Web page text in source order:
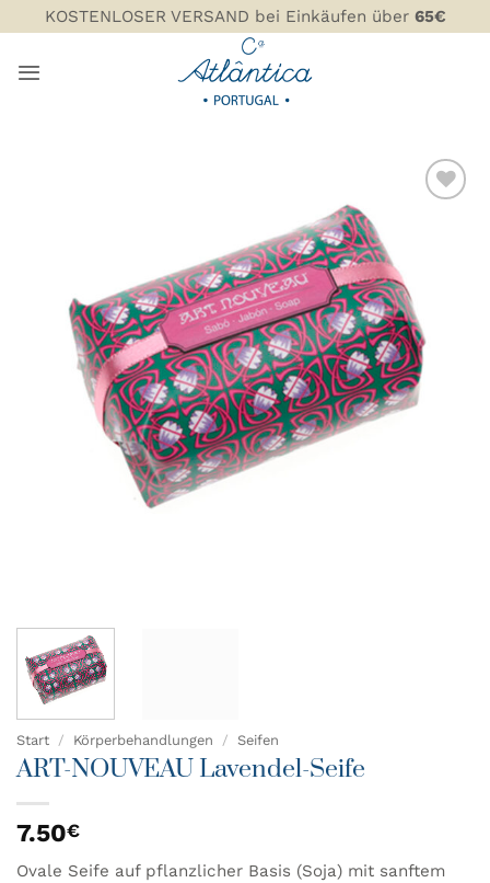
Inhalt
springen
KOSTENLOSER VERSAND bei Einkäufen über 65€
ZU MEINER
WUNSCHLISTE
HINZUFÜGEN
Start / Körperbehandlungen / Seifen
ART-NOUVEAU Lavendel-Seife
7.50€
Ovale Seife auf pflanzlicher Basis (Soja) mit sanftem